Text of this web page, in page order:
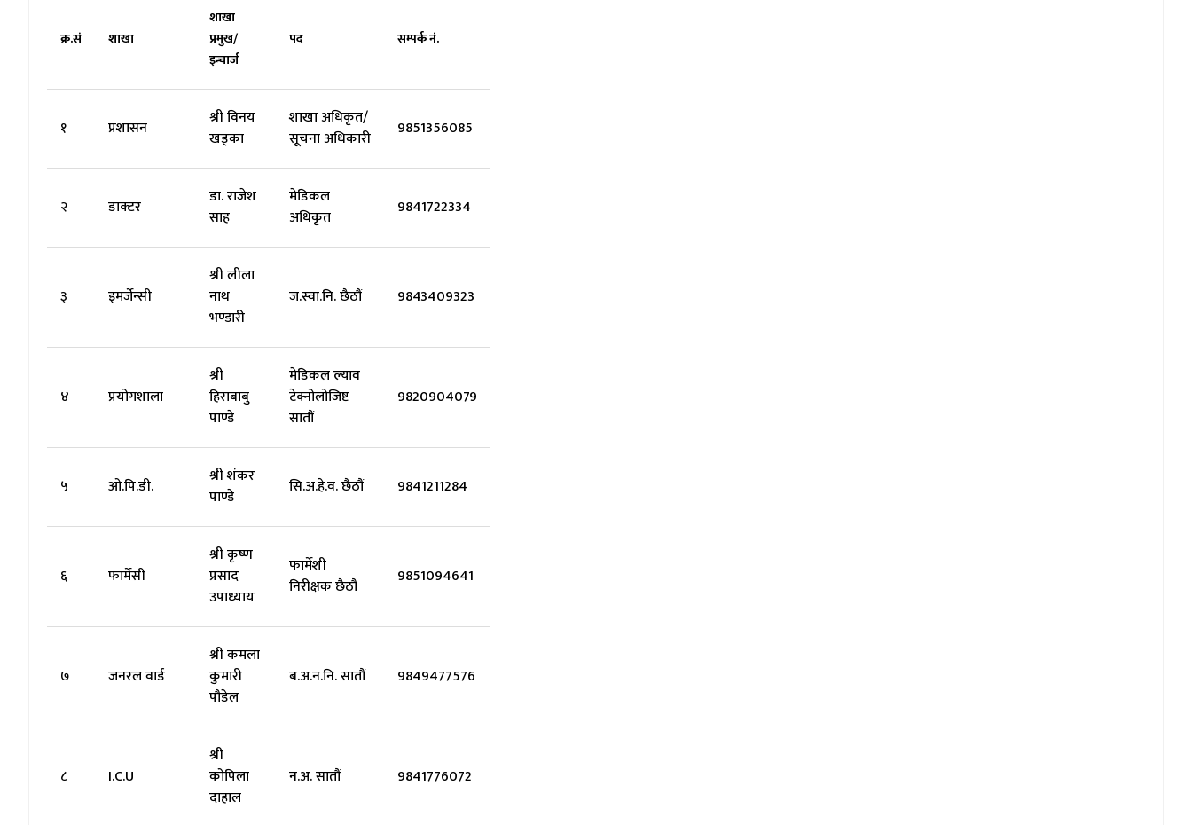
क्र.सं शाखा
शाखा
प्रमुख/
इन्चार्ज
पद सम्पर्क नं.
१ प्रशासन
श्री विनय
खड्का
शाखा अधिकृत/
सूचना अधिकारी
9851356085
२ डाक्टर
डा. राजेश
साह
मेडिकल
अधिकृत
9841722334
३ इमर्जेन्सी
श्री लीला
नाथ
भण्डारी
ज.स्वा.नि. छैठौं 9843409323
४ प्रयोगशाला
श्री
हिराबाबु
पाण्डे
मेडिकल ल्याव
टेक्नोलोजिष्ट
सातौं
9820904079
५ ओ.पि.डी.
श्री शंकर
पाण्डे
सि.अ.हे.व. छैठौं 9841211284
६ फार्मेसी
श्री कृष्ण
प्रसाद
उपाध्याय
फार्मेशी
निरीक्षक छैठौ
9851094641
७ जनरल वार्ड
श्री कमला
कुमारी
पौडेल
ब.अ.न.नि. सातौं 9849477576
८ I.C.U
श्री
कोपिला
दाहाल
न.अ. सातौं 9841776072